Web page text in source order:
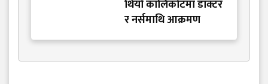
थियो कालिकोटमा डाक्टर
र नर्समाथि आक्रमण